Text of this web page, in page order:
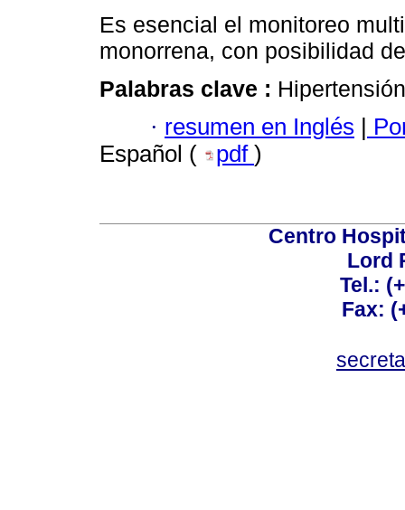
Es esencial el monitoreo
monorrena, con posibilidad
Palabras clave :
· resumen en Inglés
Español (
pdf )
Centro
Lord
Tel.:
Fax: